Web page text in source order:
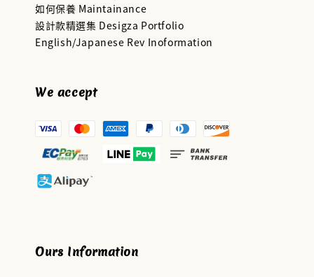
如何保養 Maintainance
設計款精選集 Desigza Portfolio
English/Japanese Rev Inoformation
We accept
Ours Information